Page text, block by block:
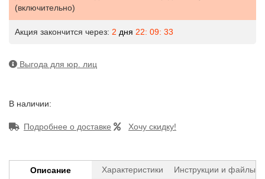
(включительно)
Акция закончится через: 2 дня 22: 09: 33
Выгода для юр. лиц
В наличии:
Подробнее о доставке Хочу скидку!
Описание Характеристики Инструкции и файлы